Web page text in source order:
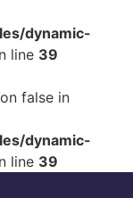
dynamic-
line 39
false in
dynamic-
line 39